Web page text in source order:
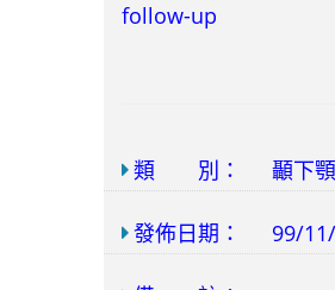
follow-up
類 別： 顳下
發佈日期： 99/